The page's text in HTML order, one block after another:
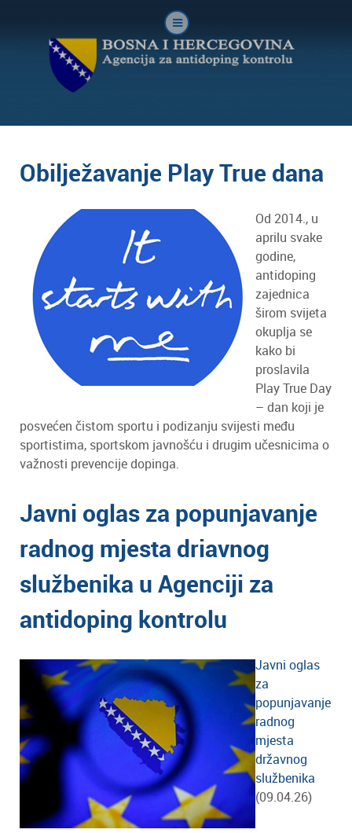
Obilježavanje Play True dana
Od 2014., u
aprilu svake
godine,
antidoping
zajednica
širom svijeta
okuplja se
kako bi
proslavila
Play True Day
– dan koji je
posvećen čistom sportu i podizanju svijesti među
sportistima, sportskom javnošću i drugim učesnicima o
važnosti prevencije dopinga.
Javni oglas za popunjavanje
radnog mjesta driavnog
službenika u Agenciji za
antidoping kontrolu
Javni oglas
za
popunjavanje
radnog
mjesta
državnog
službenika
(09.04.26)